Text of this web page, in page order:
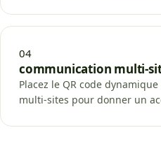
04
communication multi-
Placez le QR code
multi-sites pour donner un